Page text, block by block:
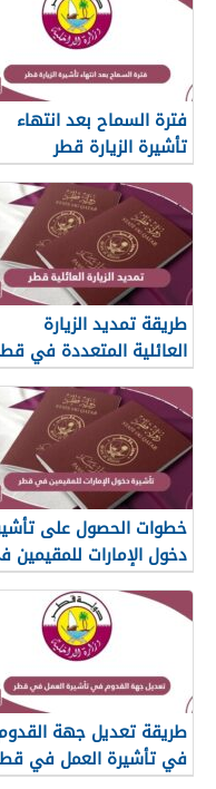
فترة السماح بعد انتهاء
تأشيرة الزيارة قطر
طريقة تمديد الزيارة
العائلية المتعددة في
ورسوم التمديد
خطوات الحصول على
دخول الإمارات للمقيمين
قطر
طريقة تعديل جهة
في تأشيرة العمل في